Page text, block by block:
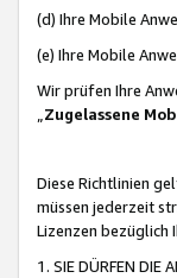
(d) Ihre Mobile
(e) Ihre Mobile
Wir prüfen Ihre
„Zugelassene
Diese Richtlinien
müssen jederzeit
Lizenzen bezüglich
1. SIE DÜRFEN DIE